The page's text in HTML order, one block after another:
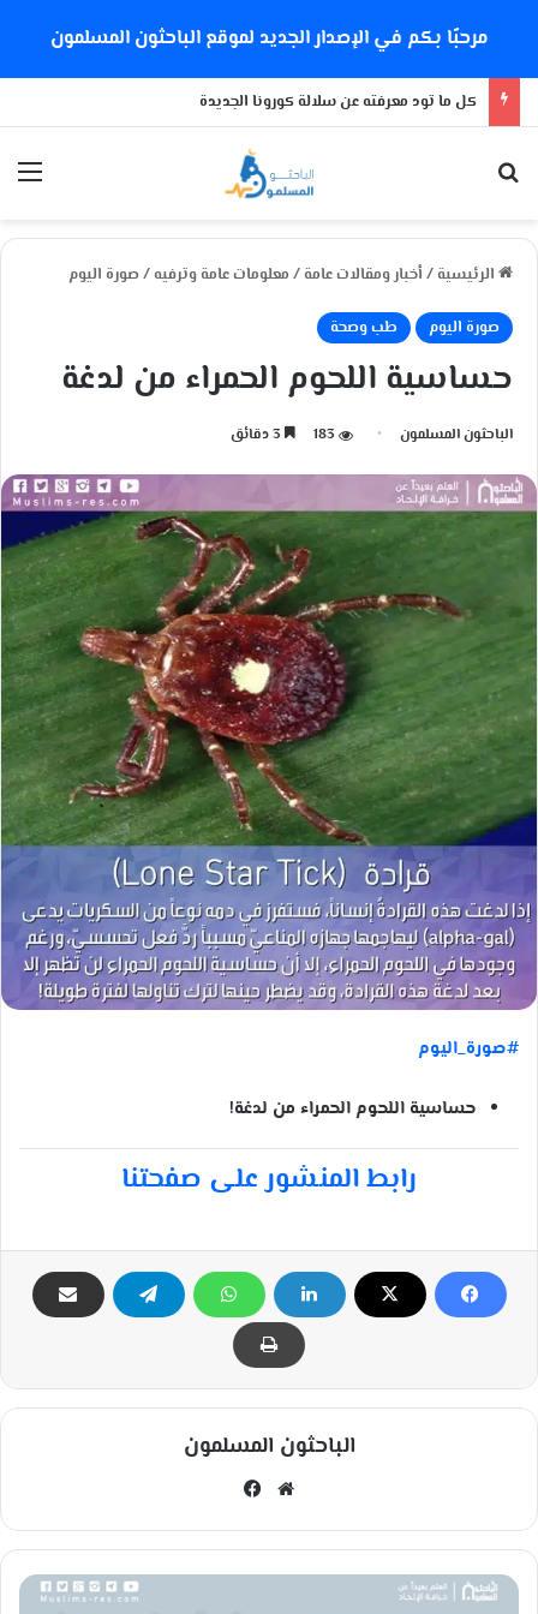
مرحبًا بكم في الإصدار الجديد لموقع الباحثون المسلمون
كل ما تود معرفته عن سلالة كورونا الجديدة
الرئيسية / أخبار ومقالات عامة / معلومات عامة وترفيه / صورة اليوم
صورة اليوم طب وصحة
حساسية اللحوم الحمراء من لدغة
الباحثون المسلمون 183
#صورة_اليوم
حساسية اللحوم الحمراء من لدغة!
رابط المنشور على صفحتنا
الباحثون المسلمون
مو
الوي
ب
وك
ط